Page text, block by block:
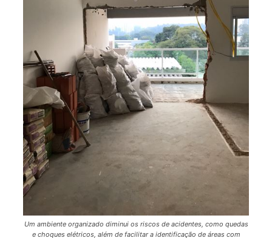
Um ambiente organizado diminui os riscos de acidentes, como quedas
e choques elétricos, além de facilitar a identificação de áreas com